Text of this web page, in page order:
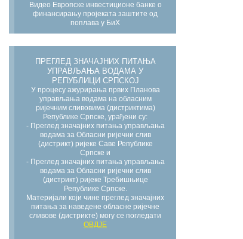
Видео Европске инвестиционе банке о
финансирању пројеката заштите од
поплава у БиХ
ПРЕГЛЕД ЗНАЧАЈНИХ ПИТАЊА
УПРАВЉАЊА ВОДАМА У
РЕПУБЛИЦИ СРПСКОЈ
У процесу ажурирања првих Планова
управљања водама на обласним
ријечним сливовима (дистриктима)
Републике Српске, урађени су:
- Преглед значајних питања управљања
водама за Обласни ријечни слив
(дистрикт) ријеке Саве Републике
Српске и
- Преглед значајних питања управљања
водама за Обласни ријечни слив
(дистрикт) ријеке Требишњице
Републике Српске.
Материјали који чине преглед значајних
питања за наведене обласне ријечне
сливове (дистрикте) могу се погледати
ОВДЈЕ